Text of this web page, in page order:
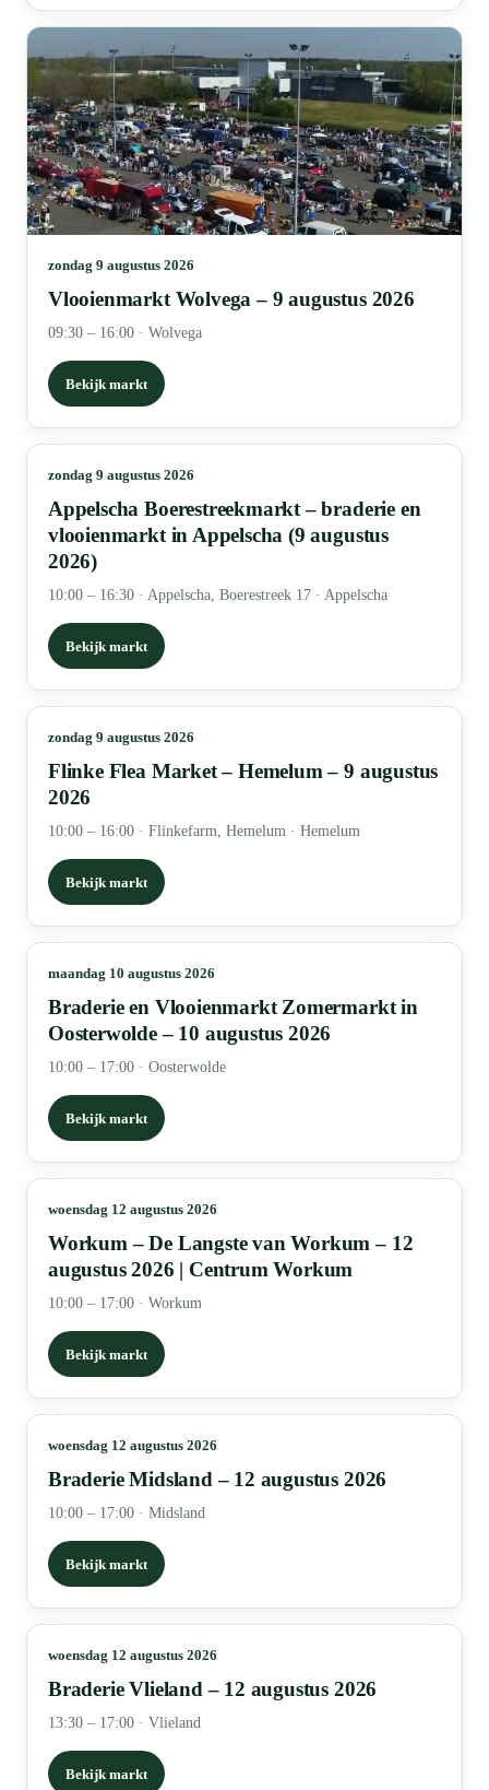
zondag 9 augustus 2026
Vlooienmarkt Wolvega – 9 augustus 2026
09:30 – 16:00 · Wolvega
Bekijk markt
zondag 9 augustus 2026
Appelscha Boerestreekmarkt – braderie en
vlooienmarkt in Appelscha (9 augustus
2026)
10:00 – 16:30 · Appelscha, Boerestreek 17 · Appelscha
Bekijk markt
zondag 9 augustus 2026
Flinke Flea Market – Hemelum – 9 augustus
2026
10:00 – 16:00 · Flinkefarm, Hemelum · Hemelum
Bekijk markt
maandag 10 augustus 2026
Braderie en Vlooienmarkt Zomermarkt in
Oosterwolde – 10 augustus 2026
10:00 – 17:00 · Oosterwolde
Bekijk markt
woensdag 12 augustus 2026
Workum – De Langste van Workum – 12
augustus 2026 | Centrum Workum
10:00 – 17:00 · Workum
Bekijk markt
woensdag 12 augustus 2026
Braderie Midsland – 12 augustus 2026
10:00 – 17:00 · Midsland
Bekijk markt
woensdag 12 augustus 2026
Braderie Vlieland – 12 augustus 2026
13:30 – 17:00 · Vlieland
Bekijk markt